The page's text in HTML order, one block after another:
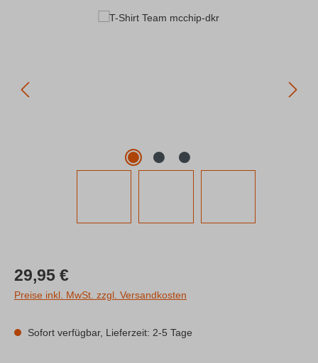
Regulärer Preis:
29,95 €
Preise inkl. MwSt. zzgl. Versandkosten
Sofort verfügbar, Lieferzeit: 2-5 Tage